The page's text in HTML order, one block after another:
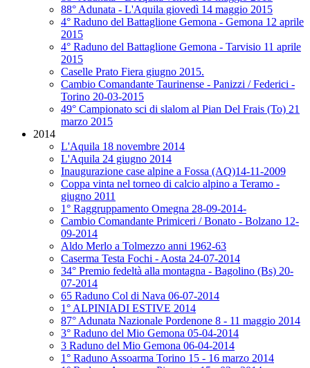
88° Adunata - L'Aquila giovedì 14 maggio 2015
4° Raduno del Battaglione Gemona - Gemona 12 aprile
2015
4° Raduno del Battaglione Gemona - Tarvisio 11 aprile
2015
Caselle Prato Fiera giugno 2015.
Cambio Comandante Taurinense - Panizzi / Federici -
Torino 20-03-2015
49° Campionato sci di slalom al Pian Del Frais (To) 21
marzo 2015
2014
L'Aquila 18 novembre 2014
L'Aquila 24 giugno 2014
Inaugurazione case alpine a Fossa (AQ)14-11-2009
Coppa vinta nel torneo di calcio alpino a Teramo -
giugno 2011
1° Raggruppamento Omegna 28-09-2014-
Cambio Comandante Primiceri / Bonato - Bolzano 12-
09-2014
Aldo Merlo a Tolmezzo anni 1962-63
Caserma Testa Fochi - Aosta 24-07-2014
34° Premio fedeltà alla montagna - Bagolino (Bs) 20-
07-2014
65 Raduno Col di Nava 06-07-2014
1° ALPINIADI ESTIVE 2014
87° Adunata Nazionale Pordenone 8 - 11 maggio 2014
3° Raduno del Mio Gemona 05-04-2014
3 Raduno del Mio Gemona 06-04-2014
1° Raduno Assoarma Torino 15 - 16 marzo 2014